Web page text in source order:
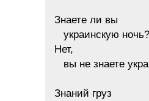
Знаете ли вы
украинскую ночь?
Нет,
вы не знаете
Знаний груз